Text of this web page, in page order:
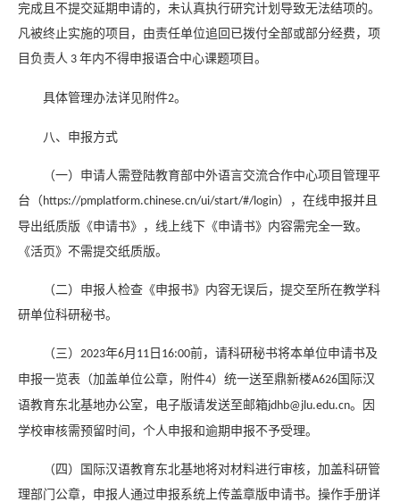
完成且不提交延期申请的，未认真执行研究计划导致无法结项的。
凡被终止实施的项目，由责任单位追回已拨付全部或部分经费，项
目负责人 3 年内不得申报语合中心课题项目。
具体管理办法详见附件2。
八、申报方式
（一）申请人需登陆教育部中外语言交流合作中心项目管理平
台（ https://pmplatform.chinese.cn/ui/start/#/login），在线申报并且
导出纸质版《申请书》，线上线下《申请书》内容需完全一致。
《活页》不需提交纸质版。
（二）申报人检查《申报书》内容无误后，提交至所在教学科
研单位科研秘书。
（三） 2023年6月 11 日 16:00前，请科研秘书将本单位申请书及
申报一览表（加盖单位公章，附件4）统一送至鼎新楼A626 国际汉
语教育东北基地办公室，电子版请发送至邮箱jdhb@jlu.edu.cn。因
学校审核需预留时间，个人申报和逾期申报不予受理。
（四）国际汉语教育东北基地将对材料进行审核，加盖科研管
理部门公章，申报人通过申报系统上传盖章版申请书。操作手册详